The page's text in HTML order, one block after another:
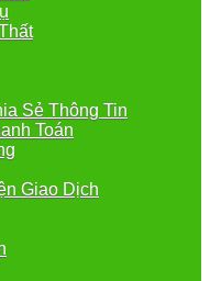
Sẻ Thông Tin
Toán
Giao Dịch